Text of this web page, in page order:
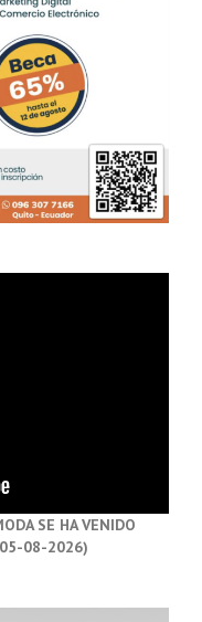
SE HA VENIDO
08-2026)